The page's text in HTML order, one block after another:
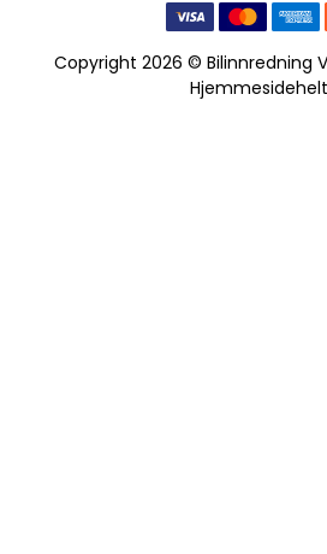
Copyright 2026 © Bilinnredning